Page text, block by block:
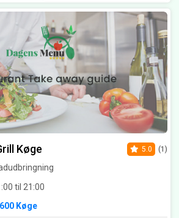
Køge
til 21:00
5.0 (1)
Køge